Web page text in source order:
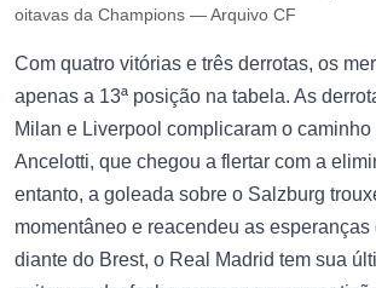
oitavas da Champions — Arquivo CF
Com quatro vitórias e três derrotas, os
apenas a 13ª posição na tabela. As
Milan e Liverpool complicaram o
Ancelotti, que chegou a flertar com a
entanto, a goleada sobre o Salzburg
momentâneo e reacendeu as esperanças
diante do Brest, o Real Madrid tem sua